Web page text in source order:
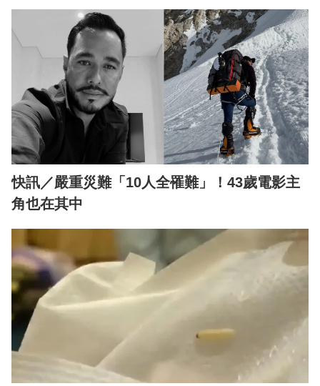
快訊／嚴重災難「10人全罹難」！43歲電影主
角也在其中